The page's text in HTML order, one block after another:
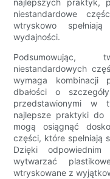
najlepszych praktyk,
niestandardowe
wtryskowo
wydajności.
Podsumowując,
niestandardowych
wymaga kombinacji
dbałości o
przedstawionymi w
najlepsze praktyki do
mogą osiągnąć
części, które spełniają
Dzięki
wytwarzać
wtryskowane z